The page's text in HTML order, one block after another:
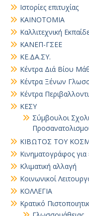
Ιστορίες επιτυχίας
ΚΑΙΝΟΤΟΜΙΑ
Καλλιτεχνική
ΚΑΝΕΠ-ΓΣΕΕ
ΚΕ.ΔΑ.ΣΥ.
Κέντρα Διά Βίου
Κέντρα Ξένων
Κέντρα
ΚΕΣΥ
Σύμβουλοι
ΚΙΒΩΤΟΣ ΤΟΥ
Κινηματογράφος
Κλιματική αλλαγή
Κοινωνικοί
ΚΟΛΛΕΓΙΑ
Κρατικό